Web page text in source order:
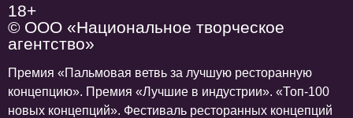
18+
© ООО «Национальное творческое
агентство»
Премия «Пальмовая ветвь за лучшую ресторанную
концепцию». Премия «Лучшие в индустрии». «Топ-100
новых концепций». Фестиваль ресторанных концепций